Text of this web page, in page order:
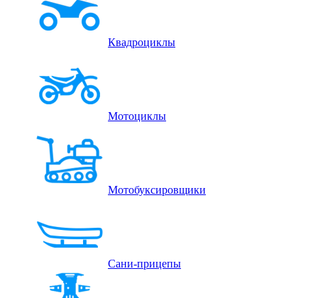
Квадроциклы
Мотоциклы
Мотобуксировщики
Сани-прицепы